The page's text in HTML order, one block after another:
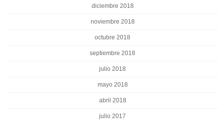
diciembre 2018
noviembre 2018
octubre 2018
septiembre 2018
julio 2018
mayo 2018
abril 2018
julio 2017